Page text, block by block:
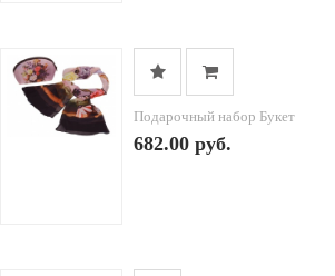
Подарочный набор Букет
682.00 руб.